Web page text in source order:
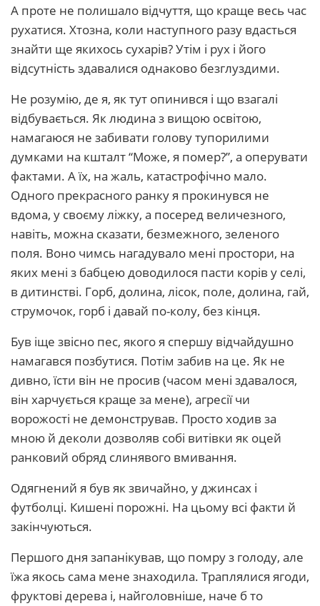
А проте не полишало відчуття, що краще весь час
рухатися. Хтозна, коли наступного разу вдасться
знайти ще якихось сухарів? Утім і рух і його
відсутність здавалися однаково безглуздими.
Не розумію, де я, як тут опинився і що взагалі
відбувається. Як людина з вищою освітою,
намагаюся не забивати голову тупорилими
думками на кшталт “Може, я помер?”, а оперувати
фактами. А їх, на жаль, катастрофічно мало.
Одного прекрасного ранку я прокинувся не
вдома, у своєму ліжку, а посеред величезного,
навіть, можна сказати, безмежного, зеленого
поля. Воно чимсь нагадувало мені простори, на
яких мені з бабцею доводилося пасти корів у селі,
в дитинстві. Горб, долина, лісок, поле, долина, гай,
струмочок, горб і давай по-колу, без кінця.
Був іще звісно пес, якого я спершу відчайдушно
намагався позбутися. Потім забив на це. Як не
дивно, їсти він не просив (часом мені здавалося,
він харчується краще за мене), агресії чи
ворожості не демонстрував. Просто ходив за
мною й деколи дозволяв собі витівки як оцей
ранковий обряд слинявого вмивання.
Одягнений я був як звичайно, у джинсах і
футболці. Кишені порожні. На цьому всі факти й
закінчуються.
Першого дня запанікував, що помру з голоду, але
їжа якось сама мене знаходила. Траплялися ягоди,
фруктові дерева і, найголовніше, наче б то